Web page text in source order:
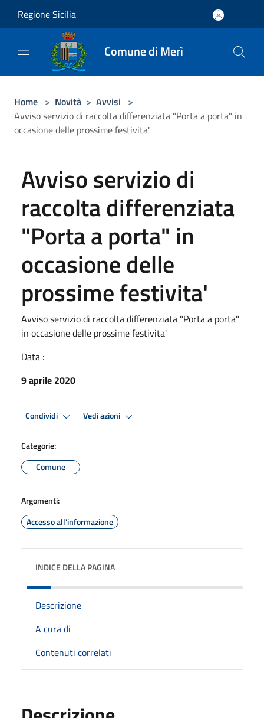
Regione Sicilia
Comune di Merì
Home > Novità > Avvisi >
Avviso servizio di raccolta differenziata "Porta a porta" in
occasione delle prossime festivita'
Avviso servizio di
raccolta differenziata
"Porta a porta" in
occasione delle
prossime festivita'
Avviso servizio di raccolta differenziata "Porta a porta"
in occasione delle prossime festivita'
Data :
9 aprile 2020
Condividi Vedi azioni
Categorie:
Comune
Argomenti:
Accesso all'informazione
INDICE DELLA PAGINA
Descrizione
A cura di
Contenuti correlati